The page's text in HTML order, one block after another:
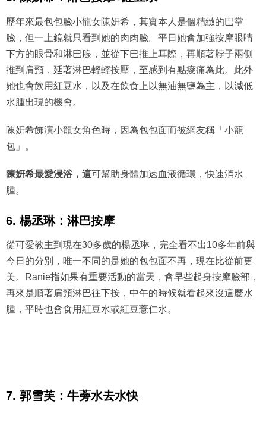
歷年來最包包臉小龍女陳妍希，其實本人是個精緻的巴掌
臉，但一上鏡就只看到她的肉肉臉。平日她會加強按摩眼睛
下方的眼骨和淋巴腺，並從下巴推上耳際，再順著脖子兩側
推到肩頸，延著淋巴輕輕按壓，至感到有點痠痛為此。此外
她也會飲用紅豆水，以及在飲食上以無油無鹽為主，以減低
水腫出現的機會。
陳妍希飾演小龍女角色時，因為包包面而被網友稱「小籠
包」。
陳妍希最愛浸浴，這可幫助身體加速血液循環，快速消水
腫。
6. 楊丞琳：淋巴按摩
從可愛教主到現在30多歲的楊丞琳，完全看不出10多年前與
今日的分別，唯一不同的是她的包包面不再，現在比從前更
美。Ranie指如果有重要活動的當天，會早些起身按摩臉部，
再來是順著肩頸淋巴往下按，中午的時候就看起來沒這麼水
腫，平時也會食用紅豆水或紅豆薏仁水。
7. 郭雪芙：牛蒡水去水快